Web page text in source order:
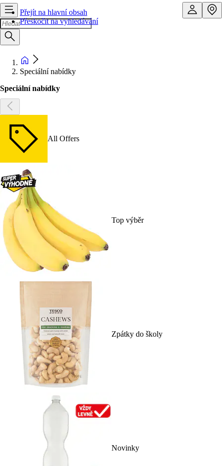
Přejít na hlavní obsah
Přeskočit na vyhledávání
Speciální nabídky
Speciální nabídky
All Offers
Top výběr
Zpátky do školy
Novinky